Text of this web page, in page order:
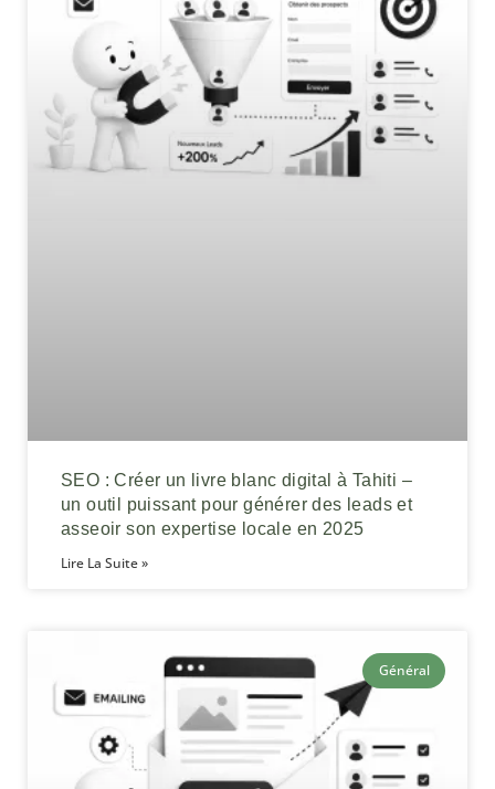
SEO : Créer un livre blanc digital à Tahiti –
un outil puissant pour générer des leads et
asseoir son expertise locale en 2025
Lire La Suite »
Général